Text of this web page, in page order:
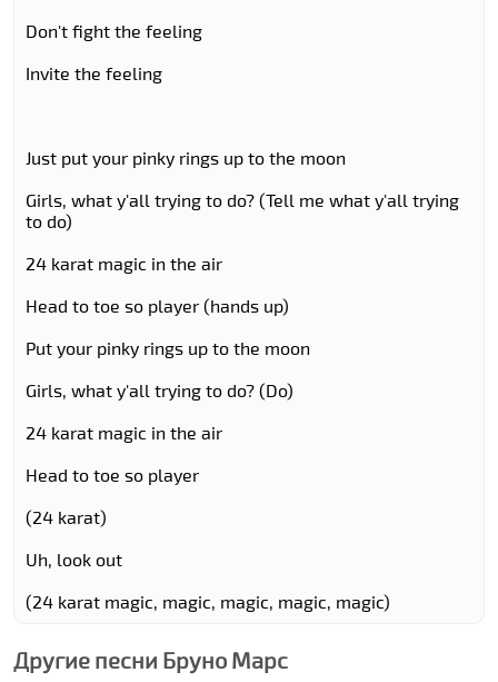
Don't fight the feeling
Invite the feeling
Just put your pinky rings up to the moon
Girls, what y'all trying to do? (Tell me what y'all trying
to do)
24 karat magic in the air
Head to toe so player (hands up)
Put your pinky rings up to the moon
Girls, what y'all trying to do? (Do)
24 karat magic in the air
Head to toe so player
(24 karat)
Uh, look out
(24 karat magic, magic, magic, magic, magic)
Другие песни Бруно Марс